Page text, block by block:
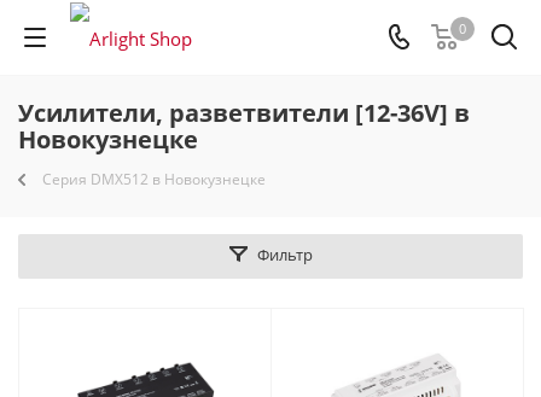
0
Усилители, разветвители [12-36V] в
Новокузнецке
Серия DMX512 в Новокузнецке
Фильтр